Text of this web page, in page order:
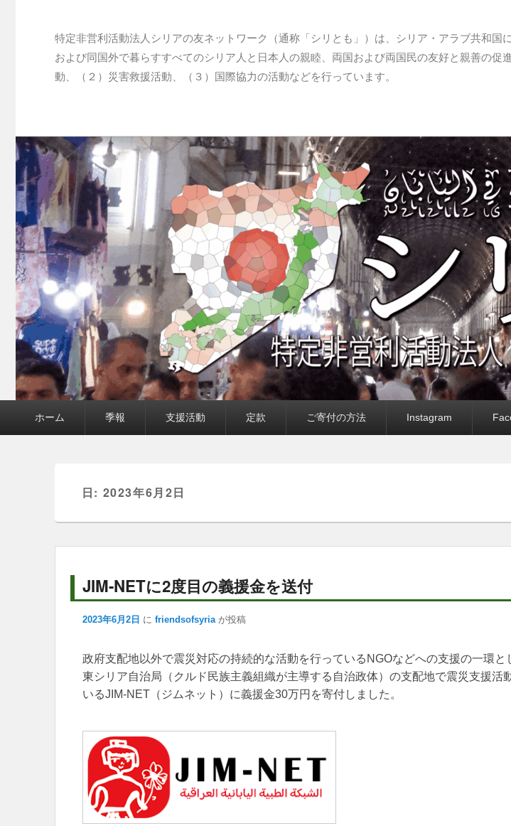
特定非営利活動法人シリアの友ネットワーク（通称「シリとも」）は、シリア・アラブ共和
および同国外で暮らすすべてのシリア人と日本人の親睦、両国および両国民の友好と親善の
動、（２）災害救援活動、（３）国際協力の活動などを行っています。
ン
ホーム 季報 支援活動 定款 ご寄付の方法 Instagram
日: 2023年6月2日
JIM-NETに2度目の義援金を送付
2023年6月2日 に friendsofsyria が投稿
政府支配地以外で震災対応の持続的な活動を行っているNGOなどへの支援の一環と
東シリア自治局（クルド民族主義組織が主導する自治政体）の支配地で震災支援活
いるJIM-NET（ジムネット）に義援金30万円を寄付しました。